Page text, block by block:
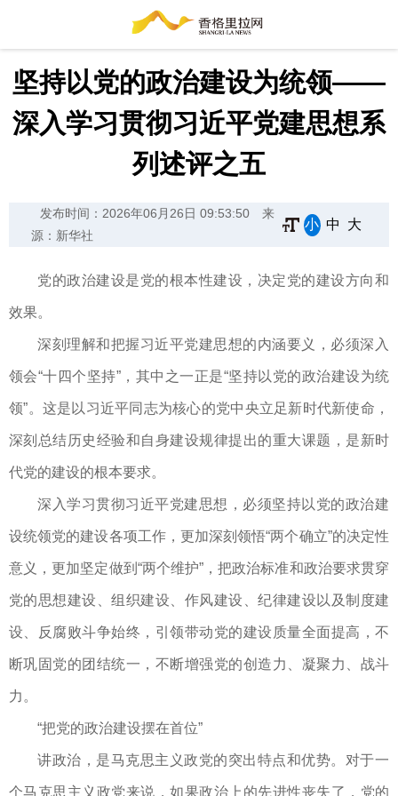
坚持以党的政治建设为统领——
深入学习贯彻习近平党建思想系
列述评之五
发布时间：2026年06月26日 09:53:50
来
源：新华社
小 中 大
党的政治建设是党的根本性建设，决定党的建设方向和
效果。
深刻理解和把握习近平党建思想的内涵要义，必须深入
领会“十四个坚持”，其中之一正是“坚持以党的政治建设为统
领”。这是以习近平同志为核心的党中央立足新时代新使命，
深刻总结历史经验和自身建设规律提出的重大课题，是新时
代党的建设的根本要求。
深入学习贯彻习近平党建思想，必须坚持以党的政治建
设统领党的建设各项工作，更加深刻领悟“两个确立”的决定性
意义，更加坚定做到“两个维护”，把政治标准和政治要求贯穿
党的思想建设、组织建设、作风建设、纪律建设以及制度建
设、反腐败斗争始终，引领带动党的建设质量全面提高，不
断巩固党的团结统一，不断增强党的创造力、凝聚力、战斗
力。
“把党的政治建设摆在首位”
讲政治，是马克思主义政党的突出特点和优势。对于一
个马克思主义政党来说，如果政治上的先进性丧失了，党的